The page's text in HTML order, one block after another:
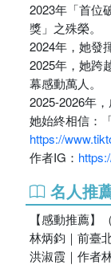
2023年「首位
獎」之殊榮。
2024年，她發
2025年，她跨
幕感動萬人。
2025-2026年
她始終相信：
https://
作者IG：
名人推
【感動推薦】
林炳鈞｜前臺
洪淑霞｜作者